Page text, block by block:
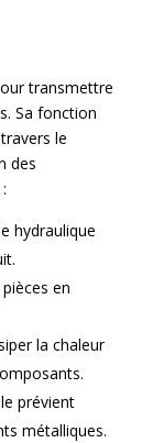
transmettre
Sa fonction
le
des
hydraulique
pièces en
la chaleur
prévient
métalliques.